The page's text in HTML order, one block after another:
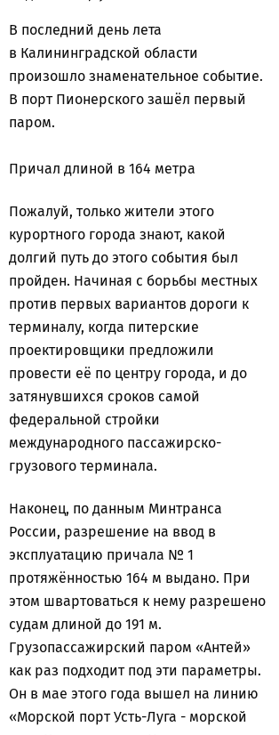
В последний день лета
в Калининградской области
произошло знаменательное событие.
В порт Пионерского зашёл первый
паром.
Причал длиной в 164 метра
Пожалуй, только жители этого
курортного города знают, какой
долгий путь до этого события был
пройден. Начиная с борьбы местных
против первых вариантов дороги к
терминалу, когда питерские
проектировщики предложили
провести её по центру города, и до
затянувшихся сроков самой
федеральной стройки
международного пассажирско-
грузового терминала.
Наконец, по данным Минтранса
России, разрешение на ввод в
эксплуатацию причала № 1
протяжённостью 164 м выдано. При
этом швартоваться к нему разрешено
судам длиной до 191 м.
Грузопассажирский паром «Антей»
как раз подходит под эти параметры.
Он в мае этого года вышел на линию
«Морской порт Усть-Луга - морской